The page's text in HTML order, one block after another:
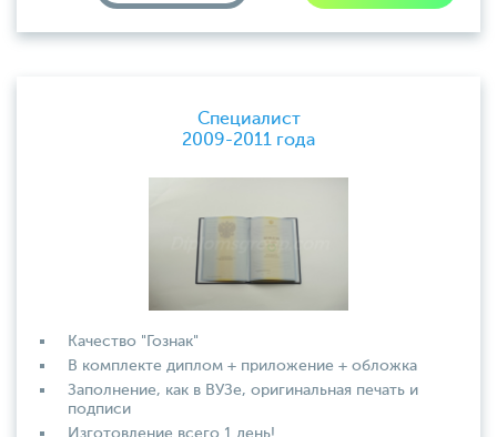
Специалист
2009-2011 года
Качество "Гознак"
В комплекте диплом + приложение + обложка
Заполнение, как в ВУЗе, оригинальная печать и
подписи